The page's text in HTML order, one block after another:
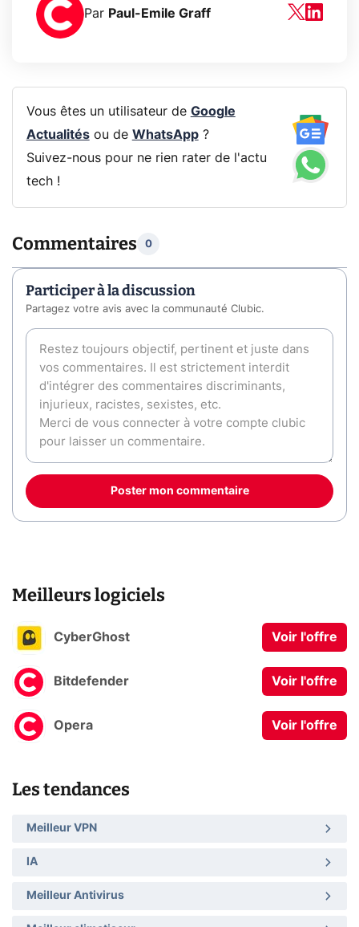
Par Paul-Emile Graff
Vous êtes un utilisateur de Google
Actualitésou de WhatsApp?
Suivez-nous pour ne rien rater de l'actu
tech !
Commentaires 0
Participer à la discussion
Partagez votre avis avec la communauté Clubic.
Poster mon commentaire
Meilleurs logiciels
CyberGhost Voir l'offre
Bitdefender Voir l'offre
Opera Voir l'offre
Les tendances
Meilleur VPN
IA
Meilleur Antivirus